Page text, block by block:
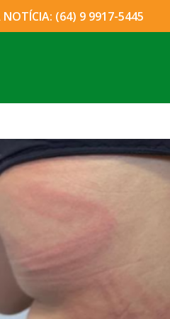
NOTÍCIA: (64) 9 9917-5445